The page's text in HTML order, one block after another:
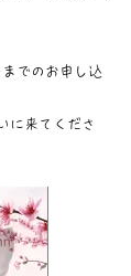
でのお申し込
に来てくださ